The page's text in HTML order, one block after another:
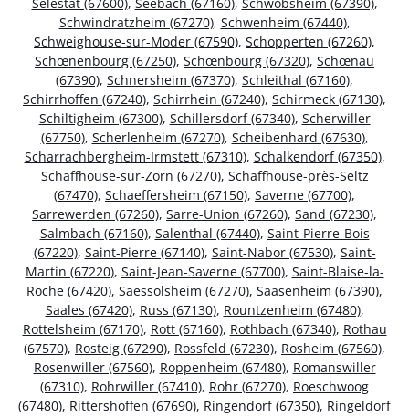
Schwindratzheim (67270), Schwenheim (67440),
Schweighouse-sur-Moder (67590), Schopperten (67260),
Schœnenbourg (67250), Schœnbourg (67320), Schœnau
(67390), Schnersheim (67370), Schleithal (67160),
Schirrhoffen (67240), Schirrhein (67240), Schirmeck (67130),
Schiltigheim (67300), Schillersdorf (67340), Scherwiller
(67750), Scherlenheim (67270), Scheibenhard (67630),
Scharrachbergheim-Irmstett (67310), Schalkendorf (67350),
Schaffhouse-sur-Zorn (67270), Schaffhouse-près-Seltz
(67470), Schaeffersheim (67150), Saverne (67700),
Sarrewerden (67260), Sarre-Union (67260), Sand (67230),
Salmbach (67160), Salenthal (67440), Saint-Pierre-Bois
(67220), Saint-Pierre (67140), Saint-Nabor (67530), Saint-
Martin (67220), Saint-Jean-Saverne (67700), Saint-Blaise-la-
Roche (67420), Saessolsheim (67270), Saasenheim (67390),
Saales (67420), Russ (67130), Rountzenheim (67480),
Rottelsheim (67170), Rott (67160), Rothbach (67340), Rothau
(67570), Rosteig (67290), Rossfeld (67230), Rosheim (67560),
Rosenwiller (67560), Roppenheim (67480), Romanswiller
(67310), Rohrwiller (67410), Rohr (67270), Roeschwoog
(67480), Rittershoffen (67690), Ringendorf (67350), Ringeldorf